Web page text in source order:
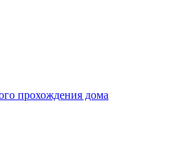
прохождения дома